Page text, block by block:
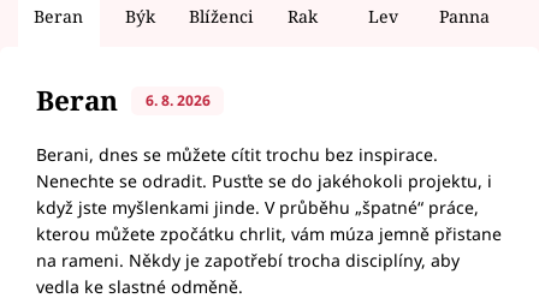
Beran Býk Blíženci Rak Lev Panna
Beran 6. 8. 2026
Berani, dnes se můžete cítit trochu bez inspirace.
Nenechte se odradit. Pusťte se do jakéhokoli projektu, i
když jste myšlenkami jinde. V průběhu „špatné“ práce,
kterou můžete zpočátku chrlit, vám múza jemně přistane
na rameni. Někdy je zapotřebí trocha disciplíny, aby
vedla ke slastné odměně.